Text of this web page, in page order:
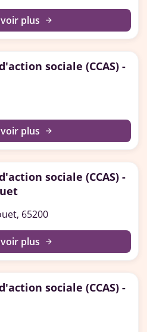
plus arrow_forward
sociale (CCAS) -
plus arrow_forward
sociale (CCAS) -
65200
plus arrow_forward
sociale (CCAS) -